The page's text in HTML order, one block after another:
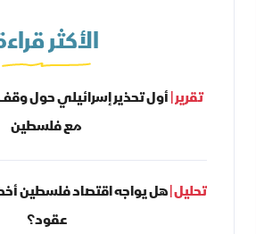
الأكثر
تقرير |أول تحذير إسرائيلي حول
مع فلسطين
تحليل |هل يواجه اقتصاد فلسطين
عقود؟